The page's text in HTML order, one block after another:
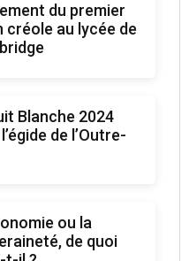
du premier
créole au lycée de
Blanche 2024
de l’Outre-
ou la
de quoi